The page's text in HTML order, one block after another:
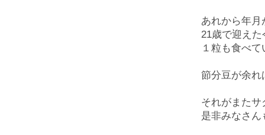
あれから年
21歳で迎え
１粒も食べ
節分豆が余れ
それがまたサ
是非みなさ